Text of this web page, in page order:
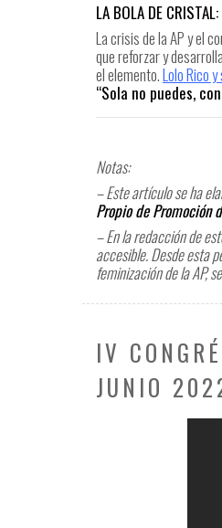
LA BOLA DE CRISTAL:
La crisis de la AP y el
que reforzar y
el elemento.Lolo Rico
“Sola no puedes,
Notas:
– Este artículo se ha
Propio de Promoción
– En la redacción de
accesible. Desde esta
feminización de la AP,
IV
JUNIO